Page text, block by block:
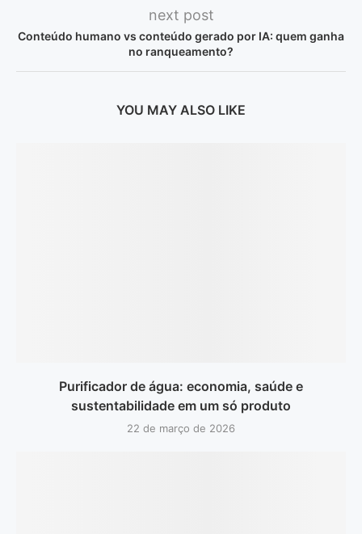
next post
Conteúdo humano vs conteúdo gerado por IA: quem ganha
no ranqueamento?
YOU MAY ALSO LIKE
Purificador de água: economia, saúde e
sustentabilidade em um só produto
22 de março de 2026